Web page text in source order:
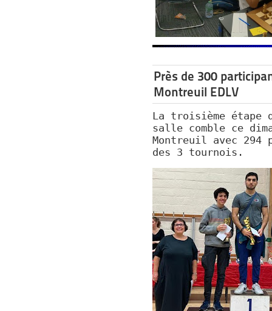
Près de 300
Montreuil EDLV
La troisième
salle comble ce
Montreuil avec 294
des 3 tournois.